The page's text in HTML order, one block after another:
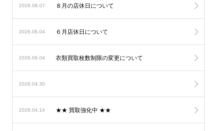
2026.08.07 ８月の店休日について
2026.06.04 ６月店休日について
2026.06.04 衣類買取枚数制限の変更について
2026.04.30
2026.04.14 ★★ 買取強化中 ★★